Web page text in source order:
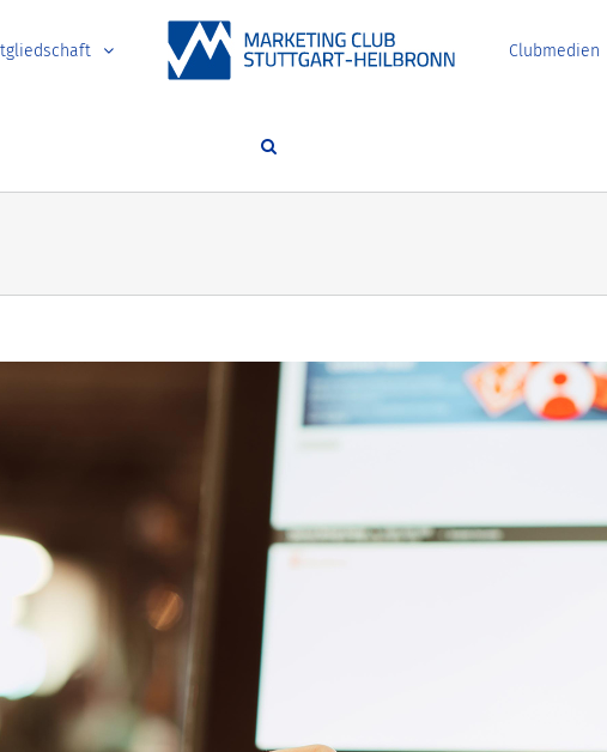
Clubmedien